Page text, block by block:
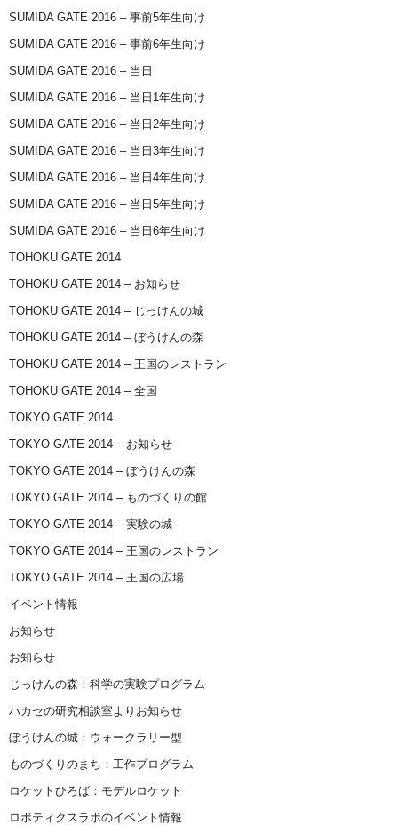
SUMIDA GATE 2016 – 事前5年生向け
SUMIDA GATE 2016 – 事前6年生向け
SUMIDA GATE 2016 – 当日
SUMIDA GATE 2016 – 当日1年生向け
SUMIDA GATE 2016 – 当日2年生向け
SUMIDA GATE 2016 – 当日3年生向け
SUMIDA GATE 2016 – 当日4年生向け
SUMIDA GATE 2016 – 当日5年生向け
SUMIDA GATE 2016 – 当日6年生向け
TOHOKU GATE 2014
TOHOKU GATE 2014 – お知らせ
TOHOKU GATE 2014 – じっけんの城
TOHOKU GATE 2014 – ぼうけんの森
TOHOKU GATE 2014 – 王国のレストラン
TOHOKU GATE 2014 – 全国
TOKYO GATE 2014
TOKYO GATE 2014 – お知らせ
TOKYO GATE 2014 – ぼうけんの森
TOKYO GATE 2014 – ものづくりの館
TOKYO GATE 2014 – 実験の城
TOKYO GATE 2014 – 王国のレストラン
TOKYO GATE 2014 – 王国の広場
イベント情報
お知らせ
お知らせ
じっけんの森：科学の実験プログラム
ハカセの研究相談室よりお知らせ
ぼうけんの城：ウォークラリー型
ものづくりのまち：工作プログラム
ロケットひろば：モデルロケット
ロボティクスラボのイベント情報